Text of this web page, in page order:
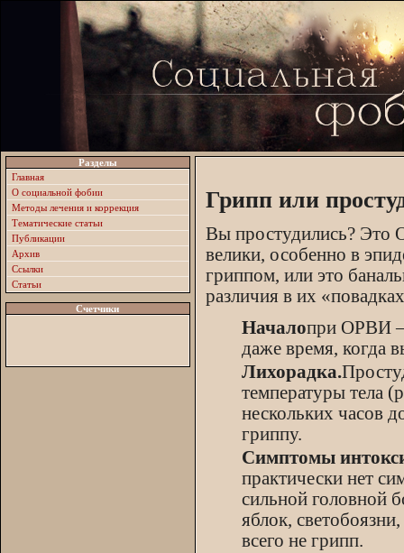
Разделы
Главная
О социальной фобии
Методы лечения и коррекция
Тематические статьи
Публикации
Архив
Ссылки
Статьи
Счетчики
Грипп или
Вы простудились? Это
велики, особенно в
гриппом, или это
различия в их
Началопри ОРВИ –
даже время, когда
Лихорадка.
температуры тела
нескольких часов
гриппу.
Симптомы
практически нет
сильной головной
яблок,
всего не грипп.